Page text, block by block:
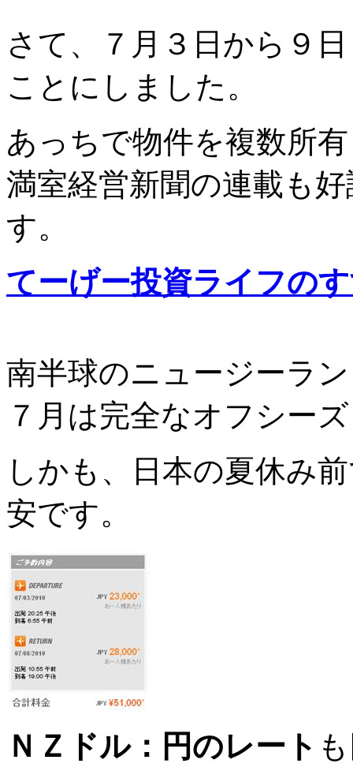
さて、７月３日から９
ことにしました。
あっちで物件を複数所
満室経営新聞の連載も
す。
てーげー投資ライフの
南半球のニュージーラ
７月は完全なオフシー
しかも、日本の夏休み
安です。
ＮＺドル：円のレート